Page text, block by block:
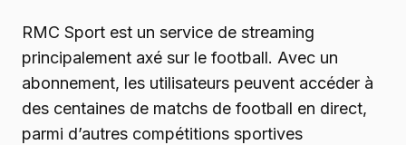
RMC Sport est un service de streaming
principalement axé sur le football. Avec un
abonnement, les utilisateurs peuvent accéder à
des centaines de matchs de football en direct,
parmi d’autres compétitions sportives